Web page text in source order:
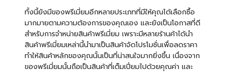
ทั้งนี้ยังมีของพรีเมี่ยมอีกหลายประเภทที่มีให้คุณได้เลือกซื้อ
มากมายตามความต้องการของคุณเอง และยังเป็นโอกาสที่ดี
สำหรับการจำหน่ายสินค้าพรีเมี่ยม เพราะมีหลายร้านค้าได้นำ
สินค้าพรีเมี่ยมเหล่านี้นำมาเป็นสินค้าจัดโปรโมชั่นเพื่อลดราคา
ทำให้สินค้าหลักของคุณนั้นเป็นที่น่าสนใจมากยิ่งขึ้น เนื่องจาก
ของพรีเมี่ยมนั้นถือเป็นสินค้าที่เต็มเปี่ยมไปด้วยคุณค่า และ